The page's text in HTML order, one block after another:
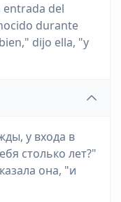
entrada del
durante
dijo ella, "y
у входа в
столько лет?"
она, "и